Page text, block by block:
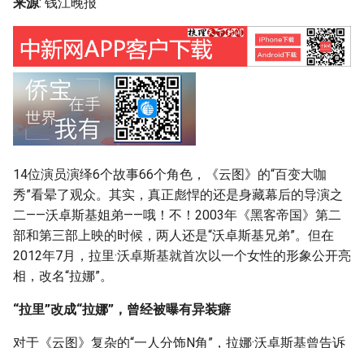
i
i
n
g
e
a
r
c
h
14位演员演绎6个故事66个角色，《云图》的“百变大咖
秀”看晕了观众。其实，真正彪悍的还是身藏幕后的导演之
二——沃卓斯基姐弟——哦！不！2003年《黑客帝国》第二
部和第三部上映的时候，两人还是“沃卓斯基兄弟”。但在
2012年7月，拉里·沃卓斯基就首次以一个女性的形象公开亮
相，改名“拉娜”。
“拉里”改成“拉娜”，曾经被曝有异装癖
对于《云图》复杂的“一人分饰N角”，拉娜·沃卓斯基曾告诉